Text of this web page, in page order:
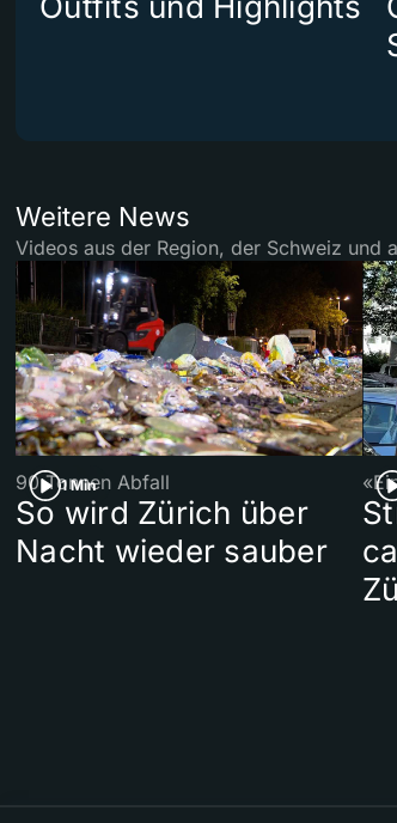
Weitere News
Videos aus der Region, der Schweiz und
1 Min
90 Tonnen Abfall
So wird Zürich über
Nacht wieder sauber